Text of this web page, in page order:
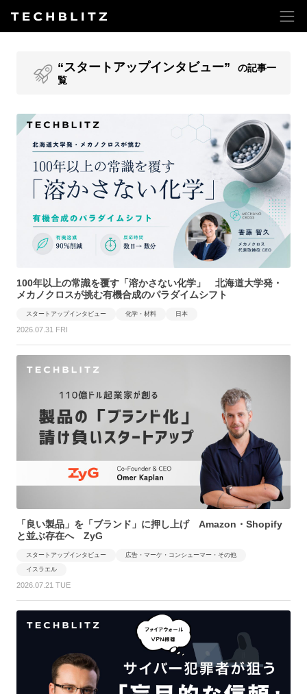
“スタートアップインタビュー”
の記事一
覧
100年以上の常識を覆す「溶かさない化学」 北海道大学発・
メカノクロスが挑む有機合成のパラダイムシフト
スタートアップインタビュー 化学・材料 日本
2026.07.31 FRI
「良い製品」を「ブランド」に押し上げ Amazon・Shopify
と並ぶ存在へ ZyG
スタートアップインタビュー 広告・マーケ・コンシューマー・その他
イスラエル
2026.07.21 TUE